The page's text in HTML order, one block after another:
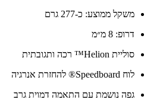
משקל ממוצע: כ-277 גרם
דרופ: 8 מ״מ
סוליית Helion™ רכה ותגובתית
לוח Speedboard® להחזרת אנרגיה
גפה נושמת עם התאמה דמוית גרב